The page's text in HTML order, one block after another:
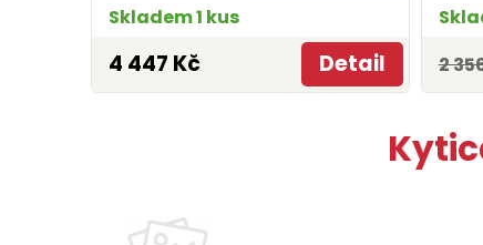
Skladem 1 kus
4 447 Kč Detail
2